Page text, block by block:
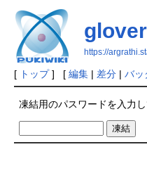
https://
[ トップ] [ 編集| 差分| バッ
凍結用のパスワードを入力し